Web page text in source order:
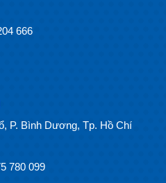
666
P. Bình Dương, Tp. Hồ Chí
780 099